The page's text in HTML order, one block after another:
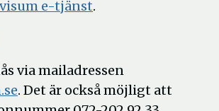
e-tjänstÖppna
fönster
.
via mailadressen
. Det är också möjligt att